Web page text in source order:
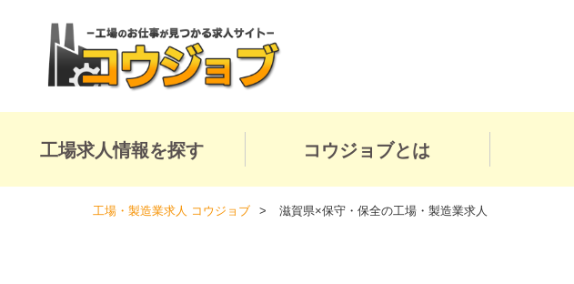
工場求人情報を探す コウジョブとは
工場・製造業求人 コウジョブ 滋賀県×保守・保全の工場・製造業求人